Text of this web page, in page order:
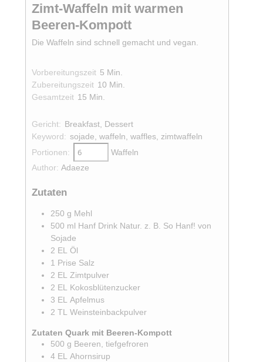
Zimt-Waffeln mit warmen
Beeren-Kompott
Die Waffeln sind schnell gemacht und vegan.
Vorbereitungszeit 5 Minuten
Min.
Zubereitungszeit 10 Minuten
Min.
Gesamtzeit 15 Minuten
Min.
Gericht: Breakfast, Dessert
Keyword: sojade, waffeln, waffles, zimtwaffeln
Portionen:
Waffeln
Author:Adaeze
Zutaten
250 g Mehl
500 ml Hanf Drink Natur. z. B. So Hanf! von
Sojade
2 EL Öl
1 Prise Salz
2 EL Zimtpulver
2 EL Kokosblütenzucker
3 EL Apfelmus
2 TL Weinsteinbackpulver
Zutaten Quark mit Beeren-Kompott
500 g Beeren, tiefgefroren
4 EL Ahornsirup